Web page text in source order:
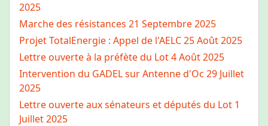
2025
Marche des résistances 21 Septembre 2025
Projet TotalEnergie : Appel de l'AELC25 Août 2025
Lettre ouverte à la préfète du Lot4 Août 2025
Intervention du GADEL sur Antenne d'Oc 29 Juillet
2025
Lettre ouverte aux sénateurs et députés du Lot 1
Juillet 2025